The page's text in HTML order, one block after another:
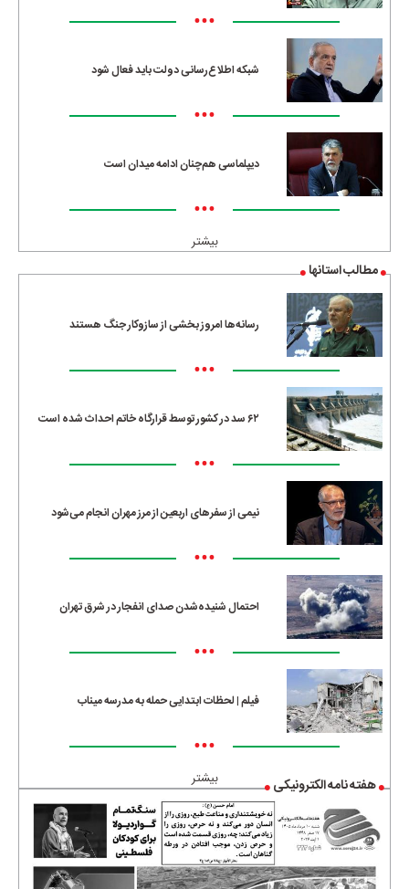
•••
شبکه اطلاع‌رسانی دولت باید فعال شود
•••
دیپلماسی هم‌چنان ادامه میدان است
•••
بیشتر
مطالب استانها
رسانه‌ها امروز بخشی از سازوکار جنگ هستند
•••
۶۲ سد در کشور توسط قرارگاه خاتم احداث شده است
•••
نیمی از سفرهای اربعین از مرز مهران انجام می‌شود
•••
احتمال شنیده‌شدن صدای انفجار در شرق تهران
•••
فیلم | لحظات ابتدایی حمله به مدرسه میناب
•••
بیشتر هفته نامه الکترونیکی